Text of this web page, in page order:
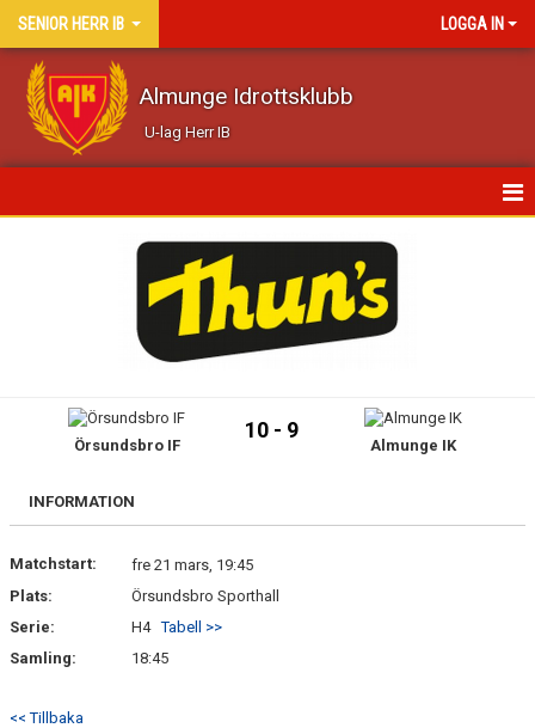
SENIOR HERR IB LOGGA IN
Almunge Idrottsklubb
U-lag Herr IB
TRUPPEN
BILDGALLERI
KONTAKT
Örsundsbro IF
10 - 9
Almunge IK
INFORMATION
Matchstart:
fre 21 mars, 19:45
Plats:
Örsundsbro Sporthall
Serie:
H4Tabell >>
Samling:
18:45
<< Tillbaka